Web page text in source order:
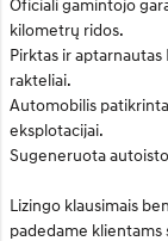
kilometrų ridos.
Pirktas ir
rakteliai.
Automobilis
eksplotacijai.
Sugeneruota
Lizingo klausimais
padedame